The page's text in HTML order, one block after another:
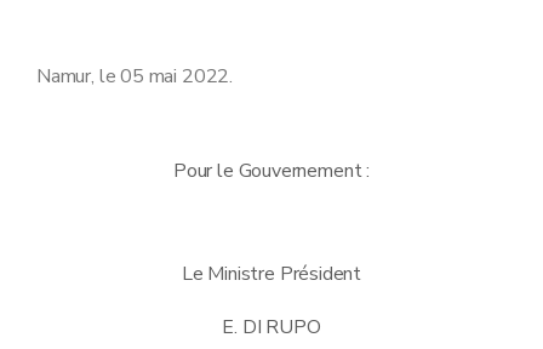
Namur, le 05 mai 2022.
Pour le Gouvernement :
Le Ministre Président
E. DI RUPO